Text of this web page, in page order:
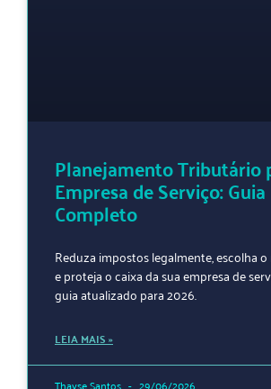
Planejamento Tributário
Empresa de Serviço: Guia
Completo
Reduza impostos legalmente, escolha
e proteja o caixa da sua empresa de
guia atualizado para 2026.
LEIA MAIS »
Thayse Santos 29/06/2026